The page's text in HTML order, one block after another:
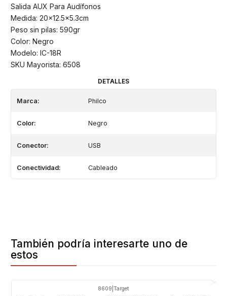
Salida AUX Para Audífonos
Medida: 20x12.5x5.3cm
Peso sin pilas: 590gr
Color: Negro
Modelo: IC-18R
SKU Mayorista: 6508
DETALLES
Marca: Philco
Color: Negro
Conector: USB
Conectividad: Cableado
También podría interesarte uno de
estos
8609 Target